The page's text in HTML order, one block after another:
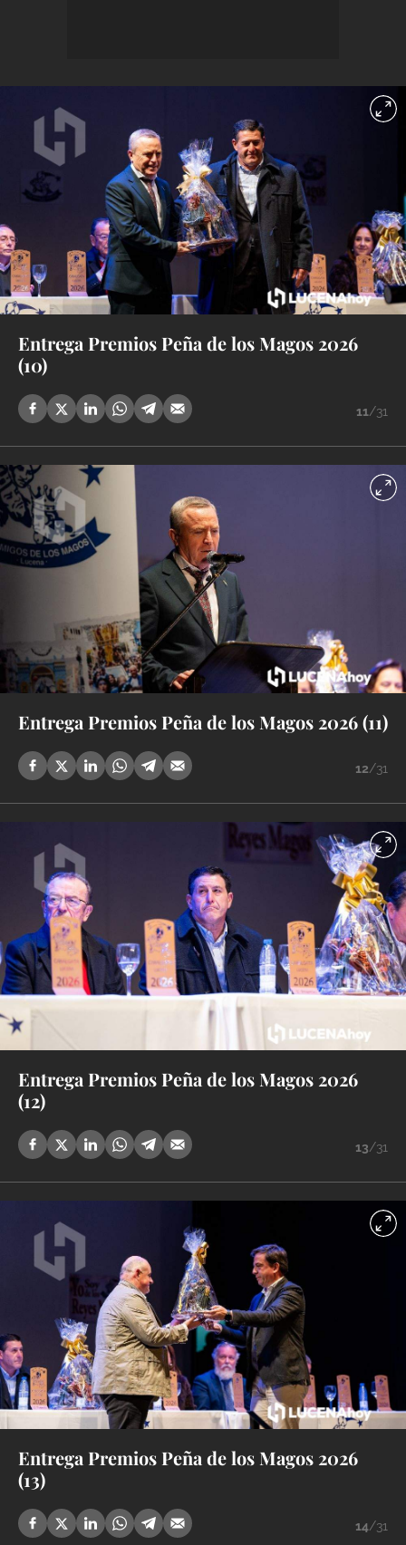
Entrega Premios Peña de los Magos 2026
(10)
11/31
Entrega Premios Peña de los Magos 2026 (11)
12/31
Entrega Premios Peña de los Magos 2026
(12)
13/31
Entrega Premios Peña de los Magos 2026
(13)
14/31